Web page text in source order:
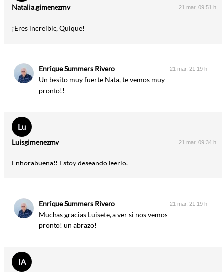
Natalia.gimenezmv 21 mar, 09:51 h
¡Eres increíble, Quique!
Enrique Summers Rivero 21 mar, 21:19 h
Un besito muy fuerte Nata, te vemos muy
pronto!!
Lu
Luisgimenezmv 21 mar, 09:34 h
Enhorabuena!! Estoy deseando leerlo.
Enrique Summers Rivero 21 mar, 21:19 h
Muchas gracias Luisete, a ver si nos vemos
pronto! un abrazo!
IA